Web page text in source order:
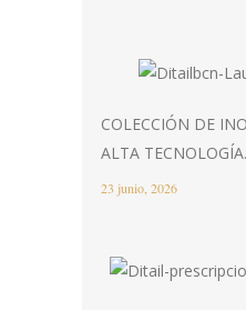
COLECCIÓN DE
ALTA TECNOLOGÍA.
23 junio, 2026